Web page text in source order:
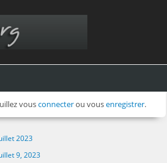
vousconnecterou vousenregistrer.
2023
9, 2023